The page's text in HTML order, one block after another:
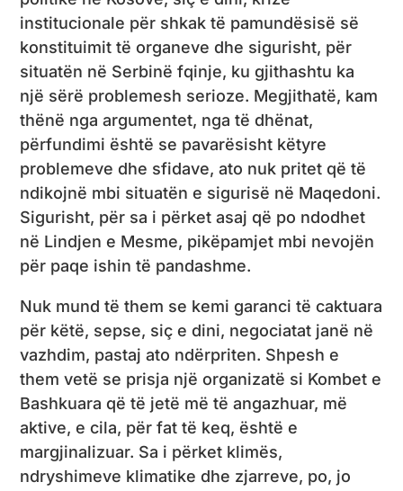
institucionale për shkak të pamundësisë së
konstituimit të organeve dhe sigurisht, për
situatën në Serbinë fqinje, ku gjithashtu ka
një sërë problemesh serioze. Megjithatë, kam
thënë nga argumentet, nga të dhënat,
përfundimi është se pavarësisht këtyre
problemeve dhe sfidave, ato nuk pritet që të
ndikojnë mbi situatën e sigurisë në Maqedoni.
Sigurisht, për sa i përket asaj që po ndodhet
në Lindjen e Mesme, pikëpamjet mbi nevojën
për paqe ishin të pandashme.
Nuk mund të them se kemi garanci të caktuara
për këtë, sepse, siç e dini, negociatat janë në
vazhdim, pastaj ato ndërpriten. Shpesh e
them vetë se prisja një organizatë si Kombet e
Bashkuara që të jetë më të angazhuar, më
aktive, e cila, për fat të keq, është e
margjinalizuar. Sa i përket klimës,
ndryshimeve klimatike dhe zjarreve, po, jo